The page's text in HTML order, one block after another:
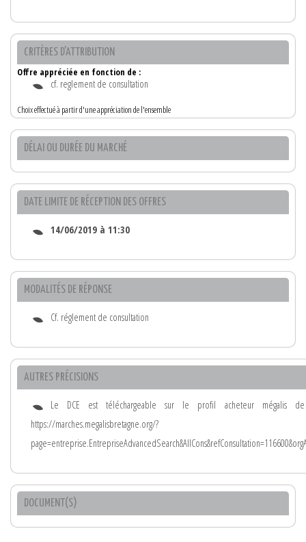
CRITÈRES D'ATTRIBUTION
Offre appréciée en fonction de :
cf. reglement de consultation
Choix effectué à partir d'une appréciation de l'ensemble
DÉLAI OU DURÉE DU MARCHÉ
DATE LIMITE DE RÉCEPTION DES OFFRES
14/06/2019 à 11:30
MODALITÉS DE RÉPONSE
Cf. réglement de consultation
AUTRES PRÉCISIONS
Le DCE est téléchargeable sur le profil acheteur mégalis
https://marches.megalisbretagne.org/?
DOCUMENT(S)